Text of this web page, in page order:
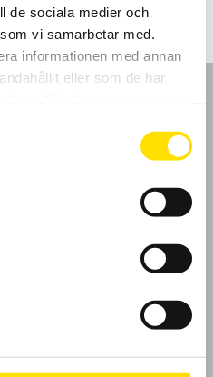
de sociala medier och
vi samarbetar med.
informationen med annan
eller som de har